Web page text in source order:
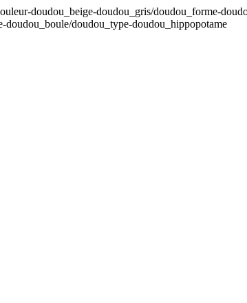
doudou_beige-doudou_gris/doudou_forme-
doudou_type-doudou_hippopotame